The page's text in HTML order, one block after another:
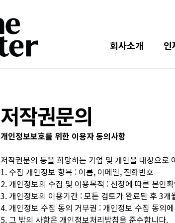
회사소개 인
저작권문의
개인정보보호를 위한 이용자 동의사항
저작권문의 등을 희망하는 기업 및 개인을 대상으로
1. 수집 개인정보 항목 : 이름, 이메일, 전화번호
2. 개인정보의 수집 및 이용목적 : 신청에 따른 본인
3. 개인정보의 이용기간 : 모든 검토가 완료된 후 3
4. 개인정보 수집 동의 거부권 : 개인정보 수집 동의
5. 그 밖의 사항은 개인정보처리방침을 준수합니다.